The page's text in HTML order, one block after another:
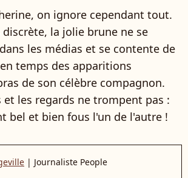
on ignore cependant tout.
la jolie brune ne se
les médias et se contente de
temps des apparitions
de son célèbre compagnon.
et les regards ne trompent pas :
bel et bien fous l'un de l'autre !
| Journaliste People